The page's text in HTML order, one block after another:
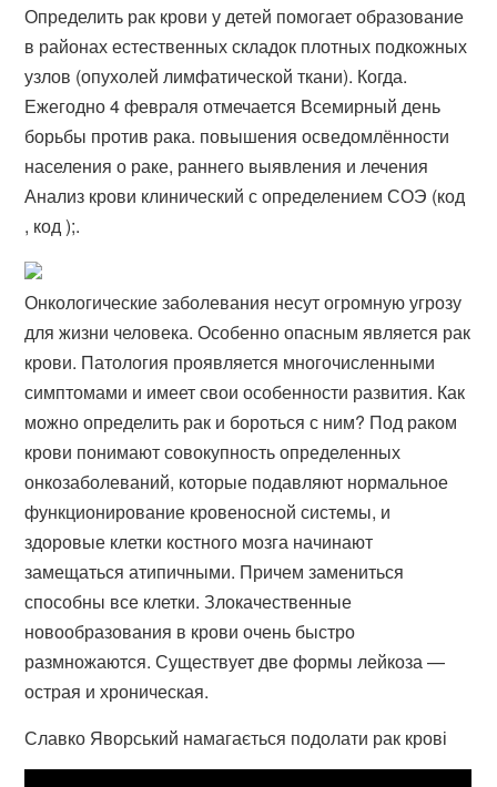
Определить рак крови у детей помогает образование
в районах естественных складок плотных подкожных
узлов (опухолей лимфатической ткани). Когда.
Ежегодно 4 февраля отмечается Всемирный день
борьбы против рака. повышения осведомлённости
населения о раке, раннего выявления и лечения
Анализ крови клинический с определением СОЭ (код
, код ​);.
Онкологические заболевания несут огромную угрозу
для жизни человека. Особенно опасным является рак
крови. Патология проявляется многочисленными
симптомами и имеет свои особенности развития. Как
можно определить рак и бороться с ним? Под раком
крови понимают совокупность определенных
онкозаболеваний, которые подавляют нормальное
функционирование кровеносной системы, и
здоровые клетки костного мозга начинают
замещаться атипичными. Причем замениться
способны все клетки. Злокачественные
новообразования в крови очень быстро
размножаются. Существует две формы лейкоза —
острая и хроническая.
Славко Яворський намагається подолати рак крові